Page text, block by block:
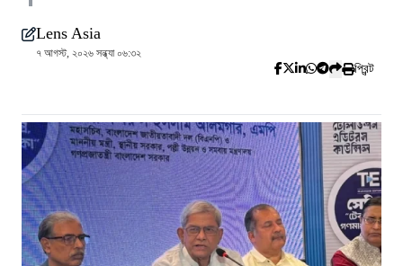
Lens Asia
৭ আগস্ট, ২০২৬ সন্ধ্যা ০৬:৩২
প্রিন্ট